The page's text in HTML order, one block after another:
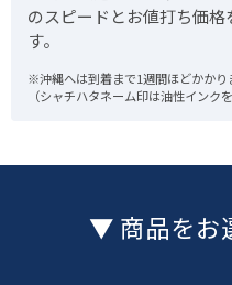
のスピードとお値打ち価
す。
※沖縄へは到着まで1週間ほどかかり
（シャチハタネーム印は油性インク
▼ 商品をお